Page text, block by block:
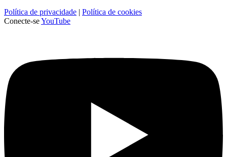
Política de privacidade | Política de cookies
Conecte-seYouTube